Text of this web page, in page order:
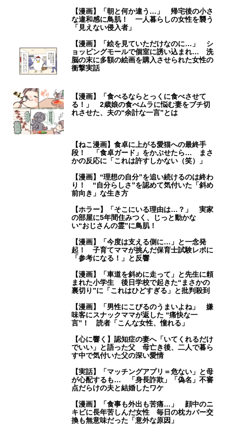
【漫画】「朝と何か違う…」 帰宅後の小さ
な違和感に鳥肌！ 一人暮らしの女性を襲う
「見えない侵入者」
【漫画】「絵を見ていただけなのに…」 シ
ョッピングモールで個室に誘い込まれ… 洗
脳の末に多額の絵画を購入させられた女性の
衝撃実話
【漫画】「食べるならとっくに食べさせて
る！」 2歳娘の食べムラに悩む妻をブチ切
れさせた、夫の“余計な一言”とは
【ねこ漫画】食卓に上がる愛猫への最終手
段！ 「食卓ガード」をかぶせたら… まさ
かの反応に「これは許すしかない（笑）」
【漫画】“理想の自分”を追い続けるのは終わ
り！ “自分らしさ”を認めて気付いた「斜め
前向き」な生き方
【ホラー】「そこにいる理由は…？」 実家
の部屋に5年間住みつく、じっと動かな
い“おじさんの霊”に鳥肌！
【漫画】「今度は支える側に…」と一念発
起！ 子育てママが挑んだ保育士試験レポに
「参考になる！」と反響
【漫画】「車道を斜めに走って」と先生に頼
まれた小学生 後日学校で起きた“まさかの
裏切り”に「これはひどすぎる」と批判殺到
【漫画】「男性にこびるのうまいよね」 嫌
味客にスナックママが返した “痛快な一
言”！ 読者「こんな女性、憧れる」
【心に響く】認知症の妻へ「いてくれるだけ
でいい」と語った父 母亡き後、二人で暮ら
す中で気付いた父の深い愛情
【実話】「マッチングアプリ＝危ない」と母
が心配するも… 「身長詐欺」「偽名」不審
点だらけの夫と結婚したワケ
【漫画】「食事も外出も苦痛…」 顔中のニ
キビに長年苦しんだ女性 毎日の枕カバー交
換も無意味だった「意外な原因」